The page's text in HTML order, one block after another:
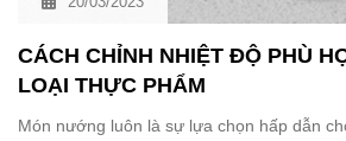
CÁCH CHỈNH NHIỆT ĐỘ PHÙ
LOẠI THỰC PHẨM
Món nướng luôn là sự lựa chọn hấp dẫn